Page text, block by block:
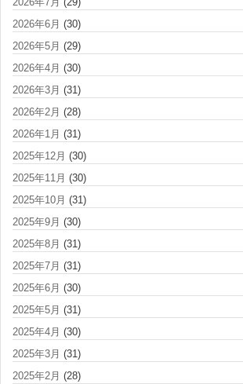
2026年6月 (30)
2026年5月 (29)
2026年4月 (30)
2026年3月 (31)
2026年2月 (28)
2026年1月 (31)
2025年12月 (30)
2025年11月 (30)
2025年10月 (31)
2025年9月 (30)
2025年8月 (31)
2025年7月 (31)
2025年6月 (30)
2025年5月 (31)
2025年4月 (30)
2025年3月 (31)
2025年2月 (28)